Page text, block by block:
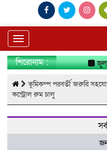
Toggle
navigation
শিরোনাম :
ভূমিকম্প পরবর্তী জরুরি
কন্ট্রোল রুম চালু